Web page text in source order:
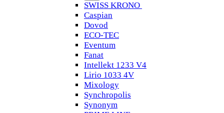
SWISS KRONO
Caspian
Dovod
ECO-TEC
Eventum
Fanat
Intellekt 1233 V4
Lirio 1033 4V
Mixology
Synchropolis
Synonym